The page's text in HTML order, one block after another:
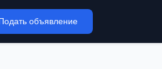
объявление